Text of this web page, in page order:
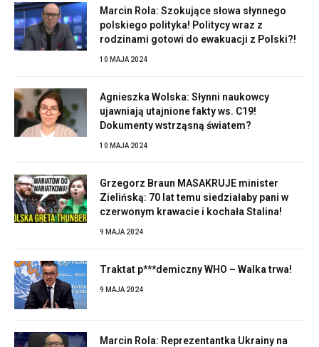
Marcin Rola: Szokujące słowa słynnego
polskiego polityka! Politycy wraz z
rodzinami gotowi do ewakuacji z Polski?!
10 MAJA 2024
Agnieszka Wolska: Słynni naukowcy
ujawniają utajnione fakty ws. C19!
Dokumenty wstrząsną światem?
10 MAJA 2024
Grzegorz Braun MASAKRUJE minister
Zielińską: 70 lat temu siedziałaby pani w
czerwonym krawacie i kochała Stalina!
9 MAJA 2024
Traktat p***demiczny WHO – Walka trwa!
9 MAJA 2024
Marcin Rola: Reprezentantka Ukrainy na